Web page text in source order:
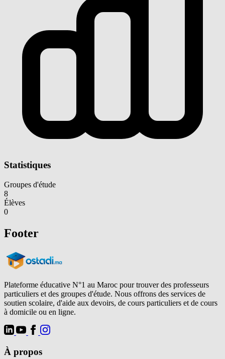
Statistiques
Groupes d'étude
8
Élèves
0
Footer
Plateforme éducative N°1 au Maroc pour trouver des professeurs
particuliers et des groupes d'étude. Nous offrons des services de
soutien scolaire, d'aide aux devoirs, de cours particuliers et de cours
à domicile ou en ligne.
À propos